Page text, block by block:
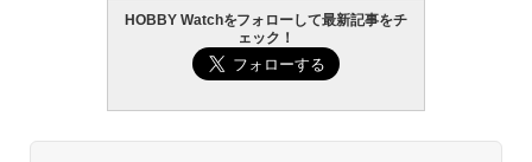
HOBBY Watchをフォローして最新記事をチ
ェック！